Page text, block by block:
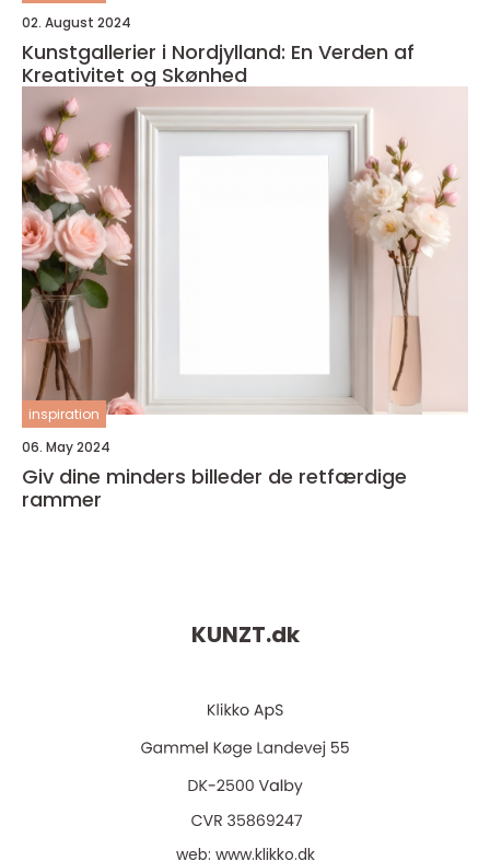
02. August 2024
Kunstgallerier i Nordjylland: En Verden af
Kreativitet og Skønhed
inspiration
06. May 2024
Giv dine minders billeder de retfærdige
rammer
KUNZT.dk
web: www.klikko.dk